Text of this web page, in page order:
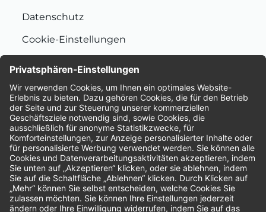
Datenschutz
Cookie-Einstellungen
Bewertungen